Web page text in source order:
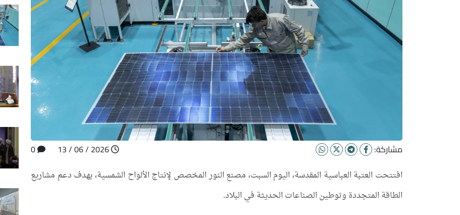
مشاركة:
افتتحت العتبة العباسية المقدسة، اليوم السبت، مصنع النور المخصص لإنتاج الألواح الشمسية، بهدف دعم مشاريع
الطاقة المتجددة وتوطين الصناعات الحديثة في البلاد.